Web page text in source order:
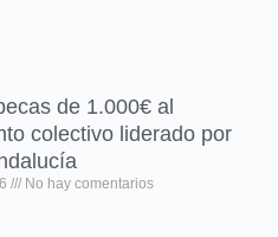
de 1.000€ al
colectivo liderado por
No hay comentarios